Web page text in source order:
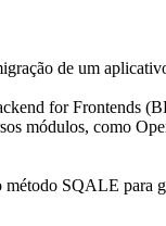
de um
for Frontends
módulos, como
SQALE para